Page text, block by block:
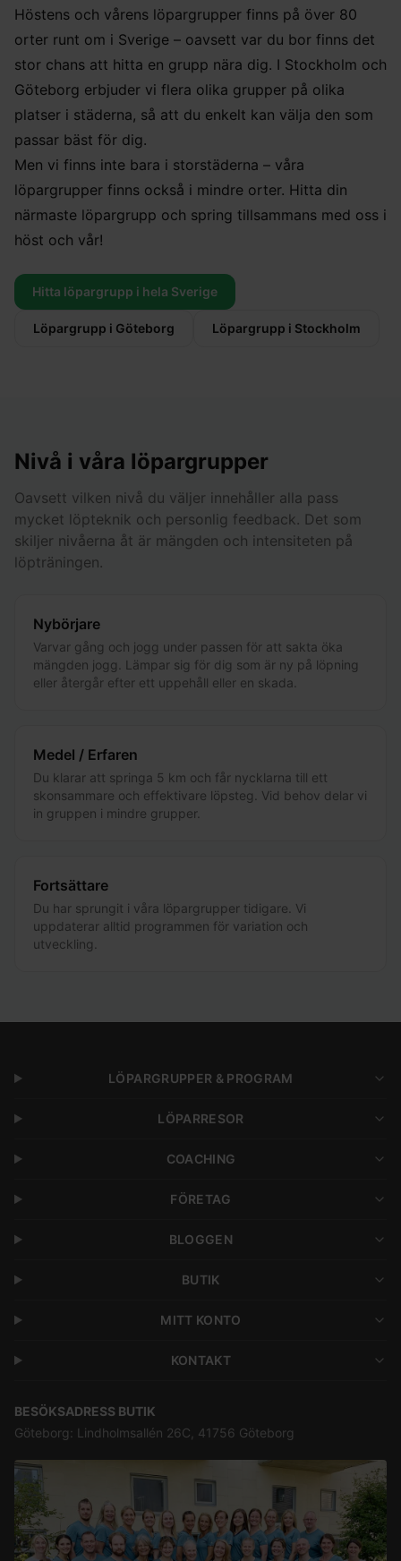
Höstens och vårens löpargrupper finns på över 80
orter runt om i Sverige – oavsett var du bor finns det
stor chans att hitta en grupp nära dig. I Stockholm och
Göteborg erbjuder vi flera olika grupper på olika
platser i städerna, så att du enkelt kan välja den som
passar bäst för dig.
Men vi finns inte bara i storstäderna – våra
löpargrupper finns också i mindre orter. Hitta din
närmaste löpargrupp och spring tillsammans med oss i
höst och vår!
Hitta löpargrupp i hela Sverige
Löpargrupp i Göteborg Löpargrupp i Stockholm
Nivå i våra löpargrupper
Oavsett vilken nivå du väljer innehåller alla pass
mycket löpteknik och personlig feedback. Det som
skiljer nivåerna åt är mängden och intensiteten på
löpträningen.
Nybörjare
Varvar gång och jogg under passen för att sakta öka
mängden jogg. Lämpar sig för dig som är ny på löpning
eller återgår efter ett uppehåll eller en skada.
Medel / Erfaren
Du klarar att springa 5 km och får nycklarna till ett
skonsammare och effektivare löpsteg. Vid behov delar vi
in gruppen i mindre grupper.
Fortsättare
Du har sprungit i våra löpargrupper tidigare. Vi
uppdaterar alltid programmen för variation och
utveckling.
LÖPARGRUPPER & PROGRAM
LÖPARRESOR
COACHING
FÖRETAG
BLOGGEN
BUTIK
MITT KONTO
KONTAKT
BESÖKSADRESS BUTIK
Göteborg: Lindholmsallén 26C, 41756 Göteborg